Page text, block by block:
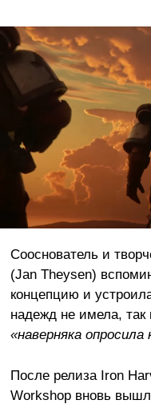
Сооснователь и
(Jan Theysen)
концепцию и
надежд не имела, так
«наверняка опросила
После релиза Iron
Workshop вновь